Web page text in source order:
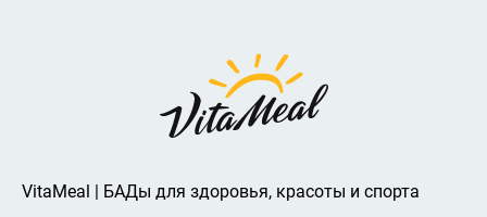
VitaMeal | БАДы для здоровья, красоты и спорта